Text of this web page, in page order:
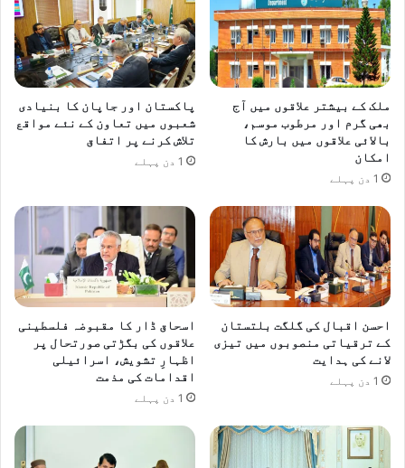
ے
ک
ی
ص
و
ر
ت
ح
ا
ل
ا
ج
ا
ئ
ز
ل
ے
ر
ہ
ل
ت
ا
ن
و
ر
ل
ا
ہ
و
ک
ی
ک
ا
م
ی
ا
ب
ملک کے بیشتر علاقوں میں آج
بھی گرم اور مرطوب موسم،
بالائی علاقوں میں بارش کا
امکان
1 دن پہلے
پاکستان اور جاپان کا بنیادی
شعبوں میں تعاون کے نئے مواقع
تلاش کرنے پر اتفاق
1 دن پہلے
احسن اقبال کی گلگت بلتستان
کے ترقیاتی منصوبوں میں تیزی
لانے کی ہدایت
1 دن پہلے
اسحاق ڈار کا مقبوضہ فلسطینی
علاقوں کی بگڑتی صورتحال پر
اظہارِ تشویش، اسرائیلی
اقدامات کی مذمت
1 دن پہلے